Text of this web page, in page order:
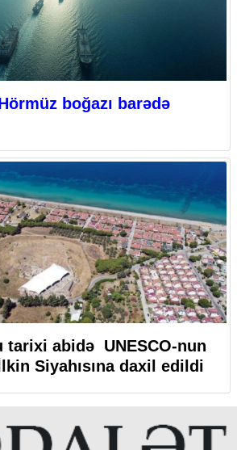
boğazı barədə
tarixi abidə UNESCO-nun
Siyahısına daxil edildi